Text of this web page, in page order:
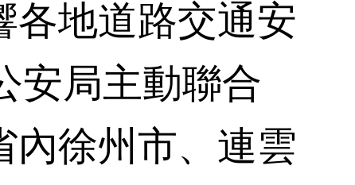
各地道路交通安
安局主動聯合
內徐州市、連雲